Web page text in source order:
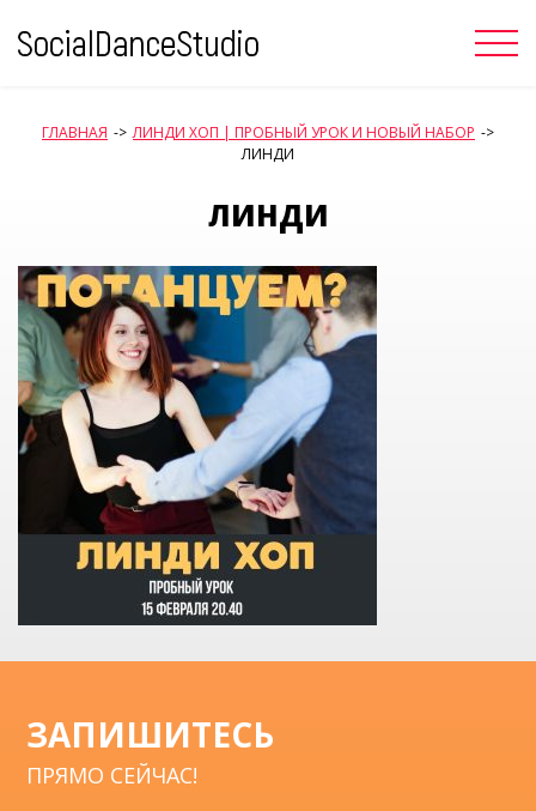
content
ГЛАВНАЯ -> ЛИНДИ ХОП | ПРОБНЫЙ УРОК И НОВЫЙ НАБОР ->
ЛИНДИ
ЛИНДИ
ЗАПИШИТЕСЬ
ПРЯМО СЕЙЧАС!